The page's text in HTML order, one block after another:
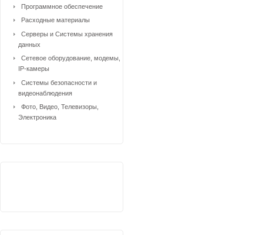
Программное обеспечение
Расходные материалы
Серверы и Системы хранения
данных
Сетевое оборудование, модемы,
IP-камеры
Системы безопасности и
видеонаблюдения
Фото, Видео, Телевизоры,
Электроника